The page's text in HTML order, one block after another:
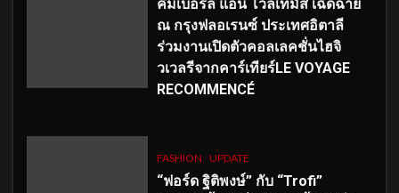
คิมเบอร์ลี่ แอน โวลเทมัส เฉิดฉาย
ณ กรุงฟลอเรนซ์ ประเทศอิตาลี
ร่วมงานเปิดตัวคอลเลคชั่นไฮจิ
วเวลรีจากคาร์เทียร์LE VOYAGE
RECOMMENCÉ
FASHION UPDATE
“ฟอร์ด ฐิติพงษ์” กับ “Trofi”